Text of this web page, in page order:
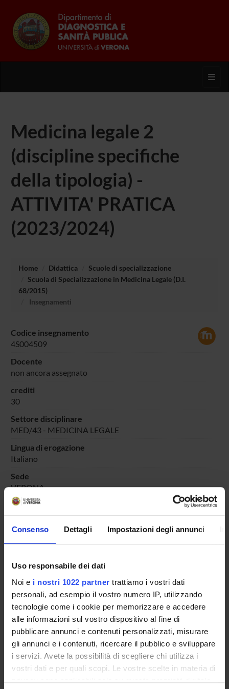
Consenso Dettagli Impostazioni degli annunci
Uso responsabile dei dati
Noi e i nostri 1022 partner trattiamo i vostri dati
personali, ad esempio il vostro numero IP, utilizzando
tecnologie come i cookie per memorizzare e accedere
alle informazioni sul vostro dispositivo al fine di
pubblicare annunci e contenuti personalizzati, misurare
gli annunci e i contenuti, ricercare il pubblico e sviluppare
i servizi. Avete la possibilità di scegliere chi utilizza i
vostri dati e per quali scopi. Le vostre scelte in materia di
privacy sono applicabili solo su questa proprietà digitale
Medicina legale 2
(discipline specifiche
della tipologia) -
ATTIVITA' PRATICA
(2023/2024)
Home Didattica
Scuole di specializzazione
Scuola di Specializzazione in Medicina Legale (D.I.
68/2015)
Insegnamenti
Codice insegnamento
4S004509
Docente
non ancora assegnato
crediti
30
Settore disciplinare
MED/43 - MEDICINA LEGALE
Lingua di erogazione
Italiano
Sede
VERONA
Periodo
non ancora assegnato
modulo appartiene, consultare
organizzazione
dell'insegnamento
TESTI DI RIFERIMENTO
Vedi la bibliografia dell'insegnamento